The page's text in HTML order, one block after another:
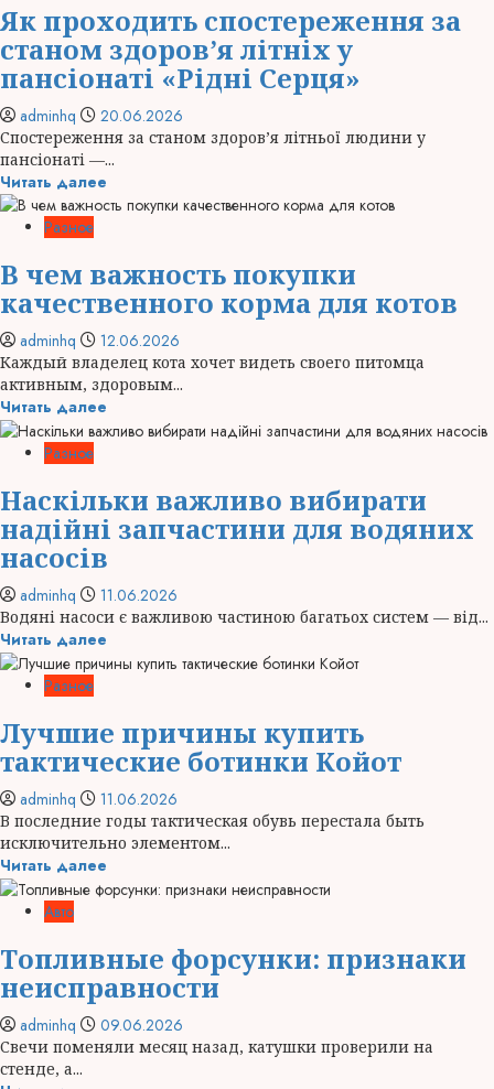
Як проходить спостереження за
станом здоров’я літніх у
пансіонаті «Рідні Серця»
adminhq 20.06.2026
Спостереження за станом здоров’я літньої людини у
пансіонаті —...
Читать далее
Разное
В чем важность покупки
качественного корма для котов
adminhq 12.06.2026
Каждый владелец кота хочет видеть своего питомца
активным, здоровым...
Читать далее
Разное
Наскільки важливо вибирати
надійні запчастини для водяних
насосів
adminhq 11.06.2026
Водяні насоси є важливою частиною багатьох систем — від...
Читать далее
Разное
Лучшие причины купить
тактические ботинки Койот
adminhq 11.06.2026
В последние годы тактическая обувь перестала быть
исключительно элементом...
Читать далее
Авто
Топливные форсунки: признаки
неисправности
adminhq 09.06.2026
Свечи поменяли месяц назад, катушки проверили на
стенде, а...